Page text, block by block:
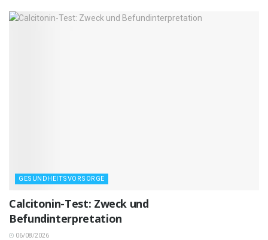
GESUNDHEITSVORSORGE
Calcitonin-Test: Zweck und
Befundinterpretation
06/08/2026